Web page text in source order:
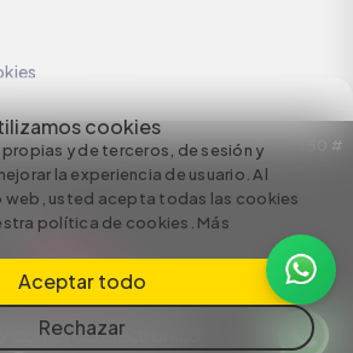
cookies
y de terceros, de sesión y
la experiencia de usuario. Al
web, usted acepta todas las cookies
política de cookies. Más
Aceptar todo
Rechazar
S.A. NIT: 890924167-6 Dirección: Carrera 50 #
by